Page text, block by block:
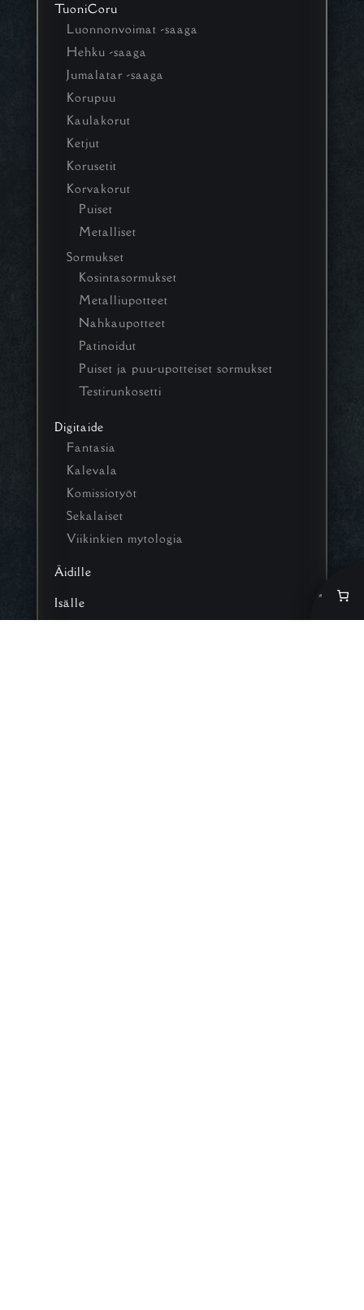
TuoniCoru
Luonnonvoimat -saaga
Hehku -saaga
Jumalatar -saaga
Korupuu
Kaulakorut
Ketjut
Korusetit
Korvakorut
Puiset
Metalliset
Sormukset
Kosintasormukset
Metalliupotteet
Nahkaupotteet
Patinoidut
Puiset ja puu-upotteiset sormukset
Testirunkosetti
Digitaide
Fantasia
Kalevala
Komissiotyöt
Sekalaiset
Viikinkien mytologia
Äidille
Isälle